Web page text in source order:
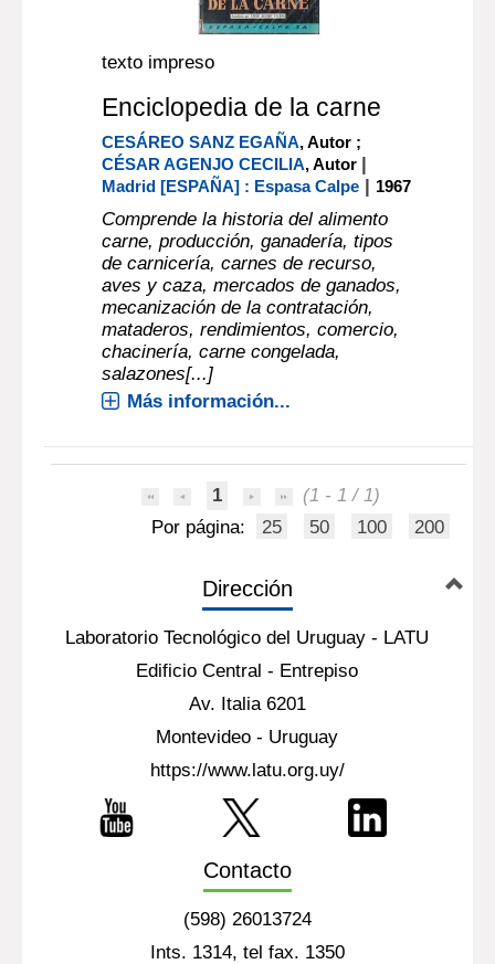
texto impreso
Enciclopedia de la carne
CESÁREO SANZ EGAÑA, Autor ;
CÉSAR AGENJO CECILIA, Autor |
Madrid [ESPAÑA] : Espasa Calpe | 1967
Comprende la historia del alimento
carne, producción, ganadería, tipos
de carnicería, carnes de recurso,
aves y caza, mercados de ganados,
mecanización de la contratación,
mataderos, rendimientos, comercio,
chacinería, carne congelada,
salazones[...]
Más información...
1
(1 - 1 / 1)
Por página:
25 50 100 200
Dirección
Laboratorio Tecnológico del Uruguay - LATU
Edificio Central - Entrepiso
Av. Italia 6201
Montevideo - Uruguay
https://www.latu.org.uy/
Contacto
(598) 26013724
Ints. 1314, tel fax. 1350